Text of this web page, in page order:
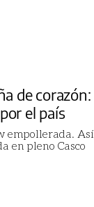
de corazón:
el país
empollerada. Así
en pleno Casco